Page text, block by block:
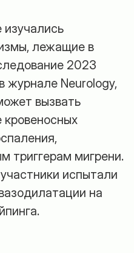
лежащие в
2023
журнале Neurology,
вызвать
триггерам мигрени.
испытали
на